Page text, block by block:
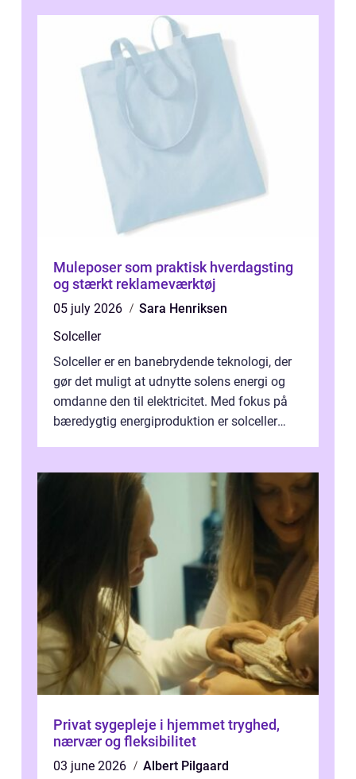
Muleposer som praktisk hverdagsting
og stærkt reklameværktøj
05 july 2026
Sara Henriksen
Solceller
Solceller er en banebrydende teknologi, der
gør det muligt at udnytte solens energi og
omdanne den til elektricitet. Med fokus på
bæredygtig energiproduktion er solceller
Privat sygepleje i hjemmet tryghed,
nærvær og fleksibilitet
03 june 2026
Albert Pilgaard